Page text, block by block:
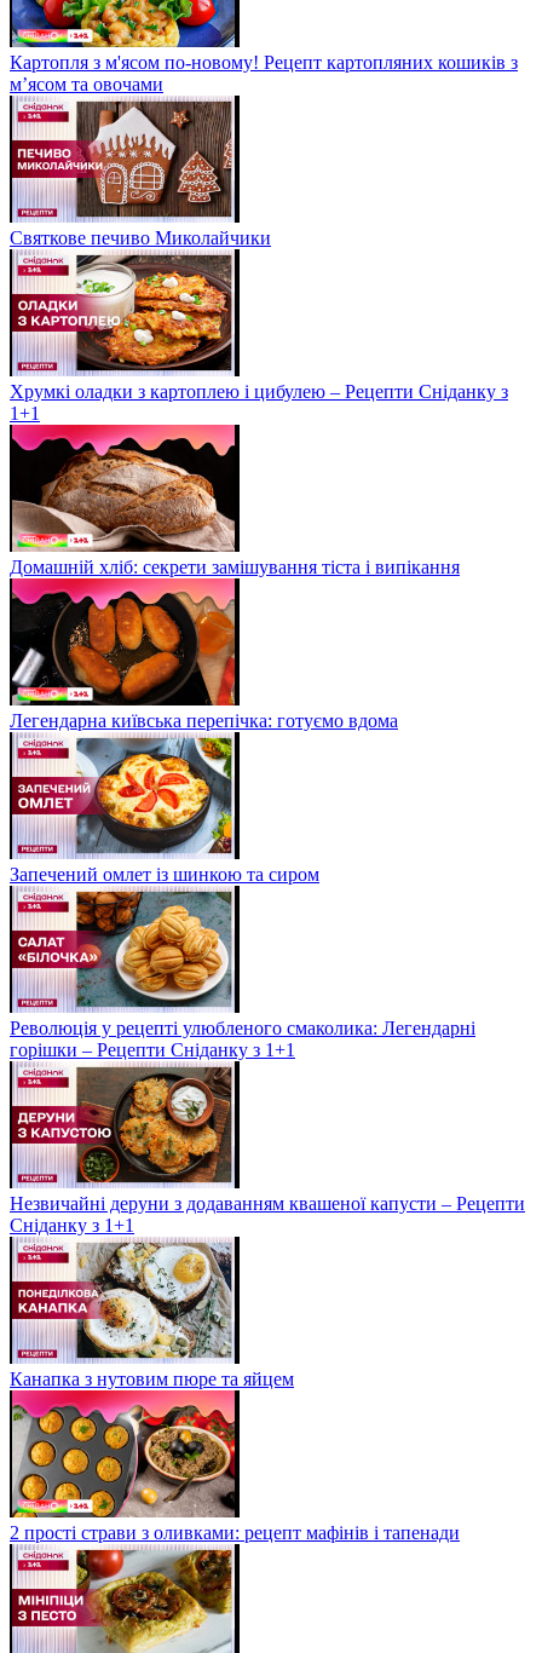
Картопля з м'ясом по-новому! Рецепт картопляних кошиків з
м’ясом та овочами
Святкове печиво Миколайчики
Хрумкі оладки з картоплею і цибулею – Рецепти Сніданку з
1+1
Домашній хліб: секрети замішування тіста і випікання
Легендарна київська перепічка: готуємо вдома
Запечений омлет із шинкою та сиром
Революція у рецепті улюбленого смаколика: Легендарні
горішки – Рецепти Сніданку з 1+1
Незвичайні деруни з додаванням квашеної капусти – Рецепти
Сніданку з 1+1
Канапка з нутовим пюре та яйцем
2 прості страви з оливками: рецепт мафінів і тапенади